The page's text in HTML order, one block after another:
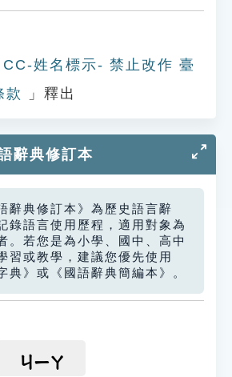
CC-姓名標示- 禁止改作 臺
款
」釋出
辭典修訂本
辭典修訂本》為歷史語言辭
錄語言使用歷程，適用對象為
。若您是為小學、國中、高中
習或教學，建議您優先使用
典》或《國語辭典簡編本》。
ㄐㄧㄚ